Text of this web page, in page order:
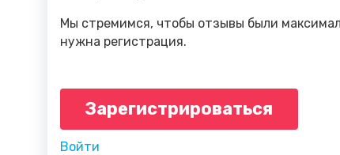
Мы стремимся, чтобы отзывы были
нужна регистрация.
Зарегистрироваться
Войти